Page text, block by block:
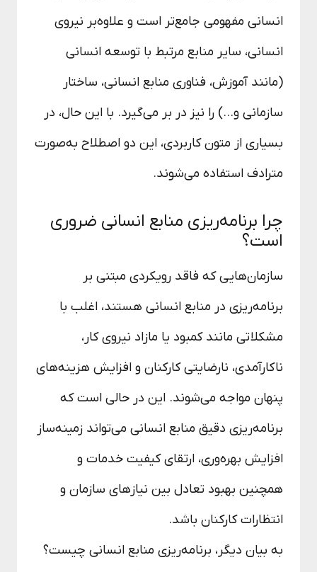
انسانی مفهومی جامع‌تر است و علاوه‌بر نیروی
انسانی، سایر منابع مرتبط با توسعه انسانی
(مانند آموزش، فناوری منابع انسانی، ساختار
سازمانی و…) را نیز در بر می‌گیرد. با این حال، در
بسیاری از متون کاربردی، این دو اصطلاح به‌صورت
مترادف استفاده می‌شوند.
چرا برنامه‌ریزی منابع انسانی ضروری
است؟
سازمان‌هایی که فاقد رویکردی مبتنی بر
برنامه‌ریزی در منابع انسانی هستند، اغلب با
مشکلاتی مانند کمبود یا مازاد نیروی کار،
ناکارآمدی، نارضایتی کارکنان و افزایش هزینه‌های
پنهان مواجه می‌شوند. این در حالی است که
برنامه‌ریزی دقیق منابع انسانی می‌تواند زمینه‌ساز
افزایش بهره‌وری، ارتقای کیفیت خدمات و
همچنین بهبود تعادل بین نیازهای سازمان و
انتظارات کارکنان باشد.
به بیان دیگر، برنامه‌ریزی منابع انسانی چیست؟